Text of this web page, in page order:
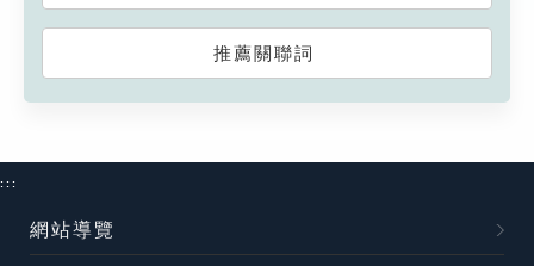
推薦關聯詞
:::
網站導覽